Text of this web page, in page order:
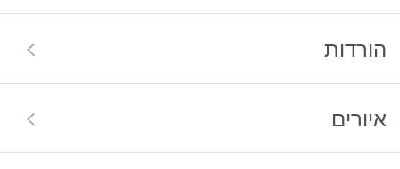
הורדות
איורים